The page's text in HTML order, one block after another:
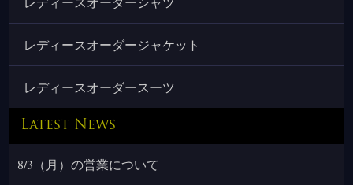
レディースオーダージャケット
レディースオーダースーツ
Latest News
8/3（月）の営業について